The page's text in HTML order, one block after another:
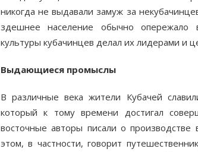
никогда не выдавали замуж за
здешнее население обычно опережало
культуры кубачинцев делал их лидерами и
Выдающиеся промыслы
В различные века жители Кубачей
который к тому времени достигал
восточные авторы писали о
этом, в частности, говорит